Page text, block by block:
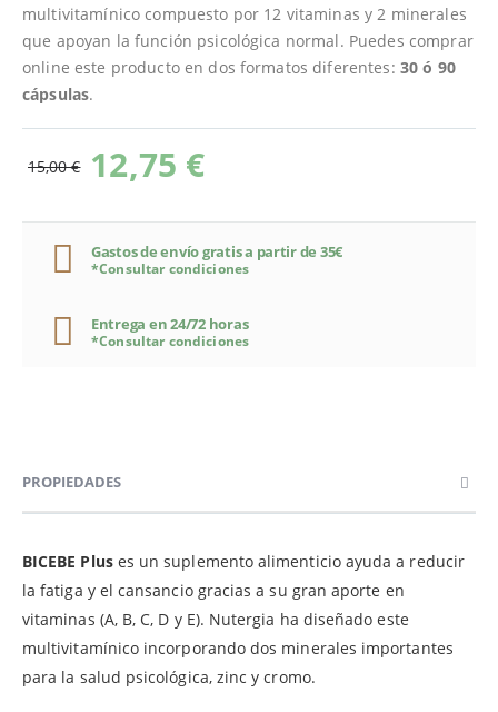
multivitamínico compuesto por 12 vitaminas y 2 minerales
que apoyan la función psicológica normal. Puedes comprar
online este producto en dos formatos diferentes: 30 ó 90
cápsulas.
12,75 €
15,00 €
Gastos de envío gratis a partir de 35€
*Consultar condiciones
Entrega en 24/72 horas
*Consultar condiciones
PROPIEDADES
BICEBE Plus es un suplemento alimenticio ayuda a reducir
la fatiga y el cansancio gracias a su gran aporte en
vitaminas (A, B, C, D y E). Nutergia ha diseñado este
multivitamínico incorporando dos minerales importantes
para la salud psicológica, zinc y cromo.